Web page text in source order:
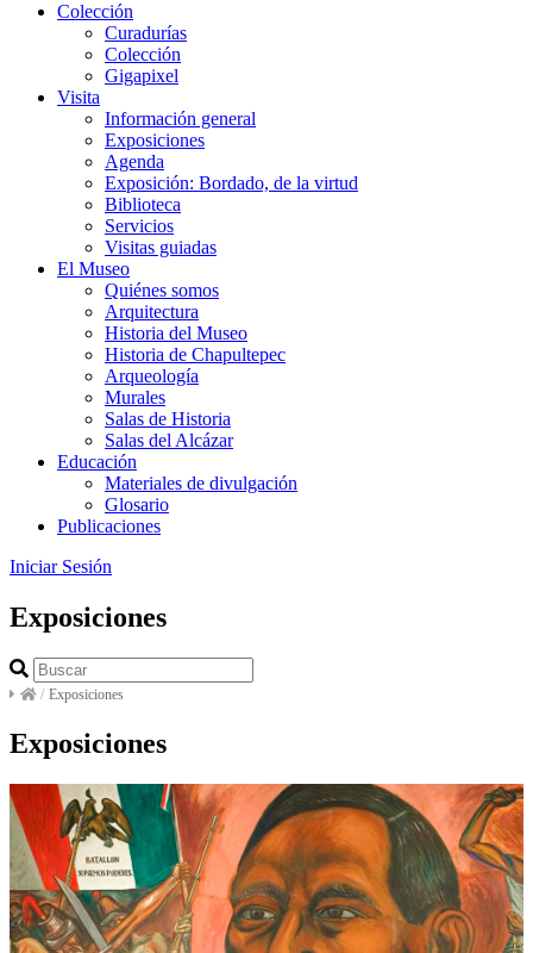
Colección
Curadurías
Colección
Gigapixel
Visita
Información general
Exposiciones
Agenda
Exposición: Bordado, de la virtud
Biblioteca
Servicios
Visitas guiadas
El Museo
Quiénes somos
Arquitectura
Historia del Museo
Historia de Chapultepec
Arqueología
Murales
Salas de Historia
Salas del Alcázar
Educación
Materiales de divulgación
Glosario
Publicaciones
Iniciar Sesión
Exposiciones
/ Exposiciones
Exposiciones